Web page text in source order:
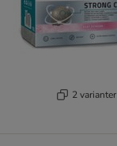
2 varianter